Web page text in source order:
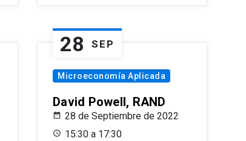
28 SEP
Microeconomía Aplicada
David Powell, RAND
28 de Septiembre de 2022
15:30 a 17:30